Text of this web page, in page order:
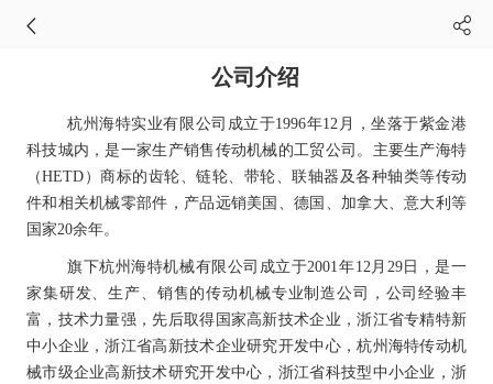
公司介绍
杭州海特实业有限公司成立于1996年12月，坐落于紫金港
科技城内，是一家生产销售传动机械的工贸公司。主要生产海特
（HETD）商标的齿轮、链轮、带轮、联轴器及各种轴类等传动
件和相关机械零部件，产品远销美国、德国、加拿大、意大利等
国家20余年。
旗下杭州海特机械有限公司成立于2001年12月29日，是一
家集研发、生产、销售的传动机械专业制造公司，公司经验丰
富，技术力量强，先后取得国家高新技术企业，浙江省专精特新
中小企业，浙江省高新技术企业研究开发中心，杭州海特传动机
械市级企业高新技术研究开发中心，浙江省科技型中小企业，浙